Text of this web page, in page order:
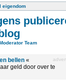
eigendom
Team
bellen «
geld door over te